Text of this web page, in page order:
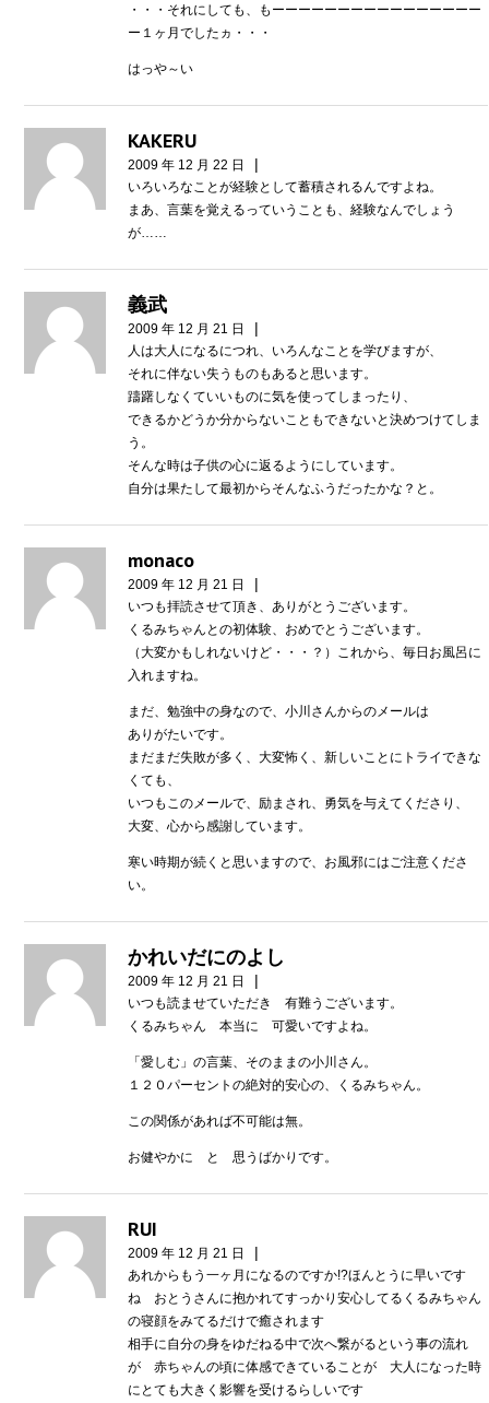
・・・それにしても、もーーーーーーーーーーーーーーーー
ー１ヶ月でしたヵ・・・
はっや～い
KAKERU
2009 年 12 月 22 日 |
いろいろなことが経験として蓄積されるんですよね。
まあ、言葉を覚えるっていうことも、経験なんでしょう
が……
義武
2009 年 12 月 21 日 |
人は大人になるにつれ、いろんなことを学びますが、
それに伴ない失うものもあると思います。
躊躇しなくていいものに気を使ってしまったり、
できるかどうか分からないこともできないと決めつけてしま
う。
そんな時は子供の心に返るようにしています。
自分は果たして最初からそんなふうだったかな？と。
monaco
2009 年 12 月 21 日 |
いつも拝読させて頂き、ありがとうございます。
くるみちゃんとの初体験、おめでとうございます。
（大変かもしれないけど・・・？）これから、毎日お風呂に
入れますね。
まだ、勉強中の身なので、小川さんからのメールは
ありがたいです。
まだまだ失敗が多く、大変怖く、新しいことにトライできな
くても、
いつもこのメールで、励まされ、勇気を与えてくださり、
大変、心から感謝しています。
寒い時期が続くと思いますので、お風邪にはご注意くださ
い。
かれいだにのよし
2009 年 12 月 21 日 |
いつも読ませていただき 有難うございます。
くるみちゃん 本当に 可愛いですよね。
「愛しむ」の言葉、そのままの小川さん。
１２０パーセントの絶対的安心の、くるみちゃん。
この関係があれば不可能は無。
お健やかに と 思うばかりです。
RUI
2009 年 12 月 21 日 |
あれからもう一ヶ月になるのですか!?ほんとうに早いです
ね おとうさんに抱かれてすっかり安心してるくるみちゃん
の寝顔をみてるだけで癒されます
相手に自分の身をゆだねる中で次へ繋がるという事の流れ
が 赤ちゃんの頃に体感できていることが 大人になった時
にとても大きく影響を受けるらしいです